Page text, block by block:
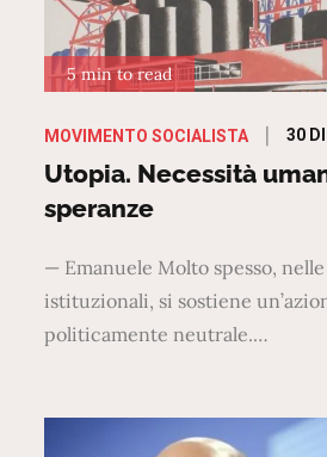
5 min to read
MOVIMENTO SOCIALISTA
on
30
Utopia. Necessità
speranze
— Emanuele Molto spesso,
istituzionali, si sostiene
politicamente neutrale.…